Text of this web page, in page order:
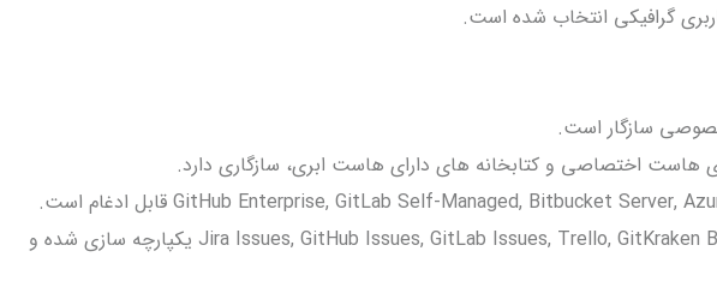
گرافیکی انتخاب شده است.
سازگار است.
هاست اختصاصی و کتابخانه های دارای هاست ابری، سازگاری دارد.
با ابزارهای نرم افزاری Jira Issues, GitHub Issues, GitLab Issues, Trello, GitKraken Boards یکپارچه سازی شده و